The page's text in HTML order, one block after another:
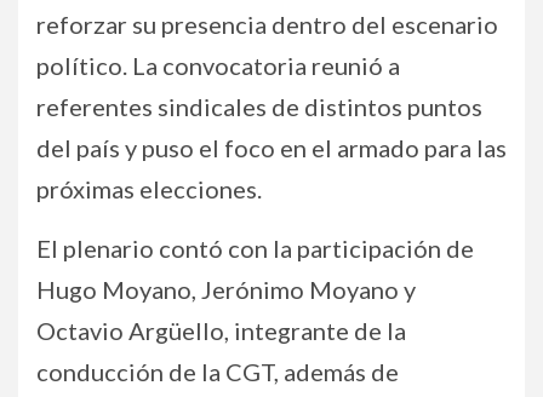
reforzar su presencia dentro del escenario
político. La convocatoria reunió a
referentes sindicales de distintos puntos
del país y puso el foco en el armado para las
próximas elecciones.
El plenario contó con la participación de
Hugo Moyano, Jerónimo Moyano y
Octavio Argüello, integrante de la
conducción de la CGT, además de